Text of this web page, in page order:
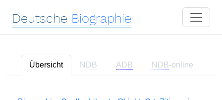
Deutsche Biographie
Übersicht NDB ADB NDB-online